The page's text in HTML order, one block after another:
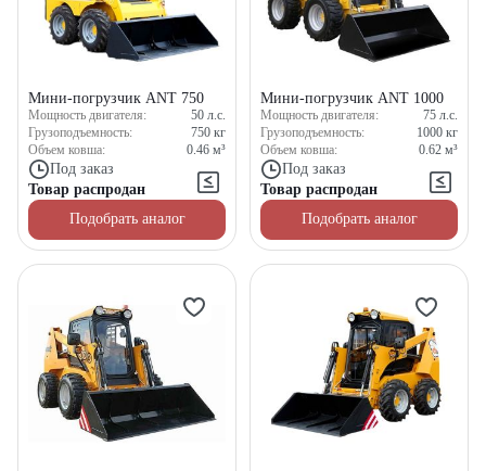
Мини-погрузчик ANT 750
Мощность двигателя: 50 л.с.
Грузоподъемность:
750 кг
Объем ковша:
0.46 м³
Под заказ
Товар распродан
Подобрать аналог
Мини-погрузчик ANT 1000
Мощность двигателя: 75 л.с.
Грузоподъемность:
1000 кг
Объем ковша:
0.62 м³
Под заказ
Товар распродан
Подобрать аналог